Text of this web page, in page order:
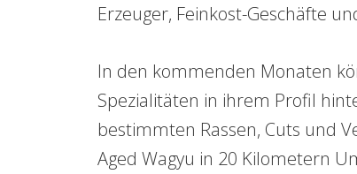
Erzeuger, Feinkost-Geschäfte
In den kommenden Monaten
Spezialitäten in ihrem Profil
bestimmten Rassen, Cuts und
Aged Wagyu in 20 Kilometern